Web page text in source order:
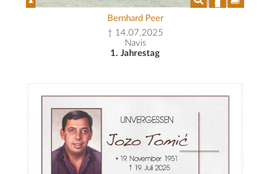
Bernhard Peer
† 14.07.2025
Navis
1. Jahrestag